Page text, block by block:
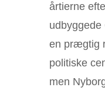
årtierne
udbyggede
en prægtig
politiske
men